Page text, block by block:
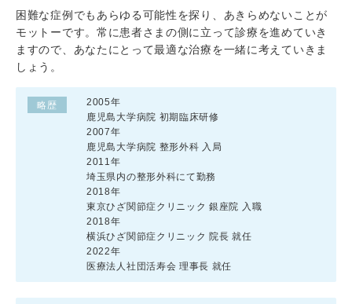
困難な症例でもあらゆる可能性を探り、あきらめないことが
モットーです。常に患者さまの側に立って診療を進めていき
ますので、あなたにとって最適な治療を一緒に考えていきま
しょう。
略歴
2005年
鹿児島大学病院 初期臨床研修
2007年
鹿児島大学病院 整形外科 入局
2011年
埼玉県内の整形外科にて勤務
2018年
東京ひざ関節症クリニック 銀座院 入職
2018年
横浜ひざ関節症クリニック 院長 就任
2022年
医療法人社団活寿会 理事長 就任